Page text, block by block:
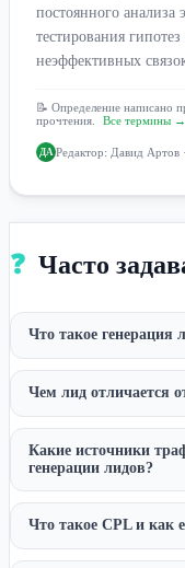
постоянного анализа
тестирования
неэффективных
📝 Определение написано
прочтения.
Все термины →
ДА Редактор: Давид Артов
❓ Часто
Что такое генерация
Чем лид отличается
Какие источники
генерации лидов?
Что такое CPL и как